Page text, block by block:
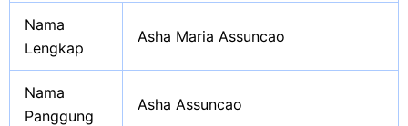
Nama
Lengkap
Asha Maria Assuncao
Nama
Panggung
Asha Assuncao